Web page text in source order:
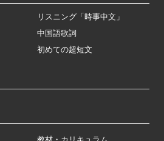
リスニング「時事中文」
中国語歌詞
初めての超短文